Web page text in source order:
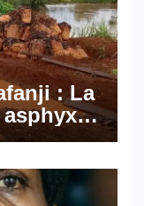
: La
asphyxie